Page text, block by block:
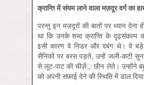
क्रान्ति में संयम लाने वाला मज़दूर वर्ग का
परन्तु इन मज़दूरों की बातों पर ध्यान देना
था कि उनके शब्द क्रान्ति के दृढ़संकल्प
इसी कारण वे निडर और दबंग थे। वे बड़े
सैनिकों पर बरस पड़ते, उन्हें जली-कटी
से लूट-पाट की चीज़ें़ छीन लेते। उन्होंने
को अपनी सफ़ाई देने की स्थिति में डाल